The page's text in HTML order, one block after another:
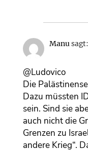
Manusagt:
@Ludovico
Die
Dazu müssten
sein. Sind sie
auch nicht die
Grenzen zu
andere Krieg“.